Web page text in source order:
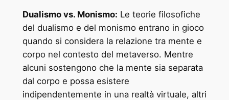
Dualismo vs. Monismo: Le teorie filosofiche
del dualismo e del monismo entrano in gioco
quando si considera la relazione tra mente e
corpo nel contesto del metaverso. Mentre
alcuni sostengono che la mente sia separata
dal corpo e possa esistere
indipendentemente in una realtà virtuale, altri